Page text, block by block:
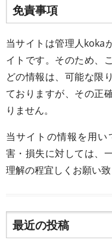
免責事項
当サイトは管理人koka
イトです。そのため、
どの情報は、可能な限
ておりますが、その正
りません。
当サイトの情報を用
害・損失に対しては、
理解の程宜しくお願い致
最近の投稿